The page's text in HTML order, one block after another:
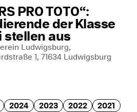
PRO TOTO“:
der Klasse
stellen aus
Ludwigsburg,
1, 71634 Ludwigsburg
2024 2023 2022
2021